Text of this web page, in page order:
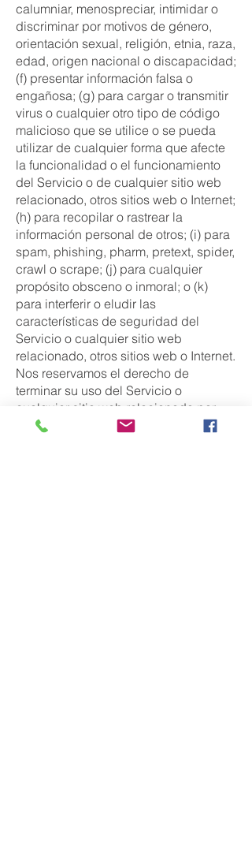
calumniar, menospreciar, intimidar o
discriminar por motivos de género,
orientación sexual, religión, etnia, raza,
edad, origen nacional o discapacidad;
(f) presentar información falsa o
engañosa; (g) para cargar o transmitir
virus o cualquier otro tipo de código
malicioso que se utilice o se pueda
utilizar de cualquier forma que afecte
la funcionalidad o el funcionamiento
del Servicio o de cualquier sitio web
relacionado, otros sitios web o Internet;
(h) para recopilar o rastrear la
información personal de otros; (i) para
spam, phishing, pharm, pretext, spider,
crawl o scrape; (j) para cualquier
propósito obsceno o inmoral; o (k)
para interferir o eludir las
características de seguridad del
Servicio o cualquier sitio web
relacionado, otros sitios web o Internet.
Nos reservamos el derecho de
terminar su uso del Servicio o
cualquier sitio web relacionado por
violar cualquiera de los usos